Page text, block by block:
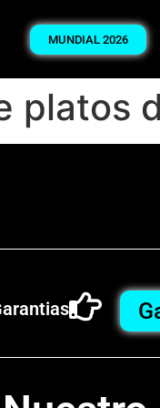
MUNDIAL 2026
platos